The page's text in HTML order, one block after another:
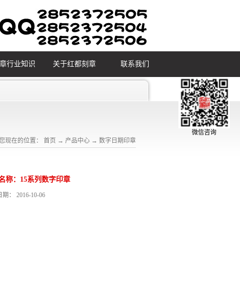
行业知识 关于红都刻章 联系我们
现在的位置： 首页 → 产品中心 → 数字日期印章
称： 15系列数字印章
期：2016-10-06
微信咨询